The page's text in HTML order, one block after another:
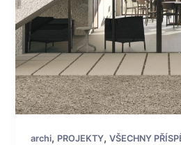
archi, PROJEKTY,VŠECHNY